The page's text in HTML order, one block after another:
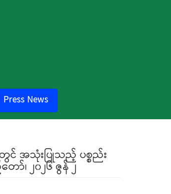
Press News
င် အသုံးပြုသည့် ပစ္စည်း
ာ်၊ ၂၀၂၆ ဇွန် ၂